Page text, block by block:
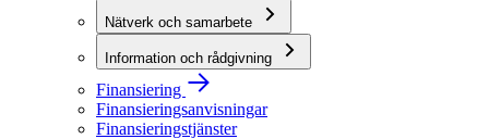
Nätverk och samarbete
Information och rådgivning
Finansiering
Finansieringsanvisningar
Finansieringstjänster